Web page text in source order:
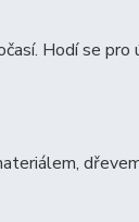
Hodí se pro